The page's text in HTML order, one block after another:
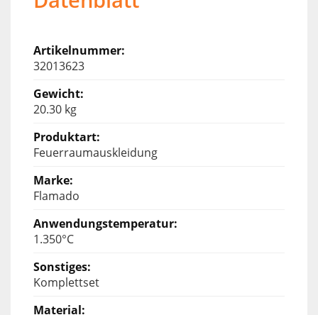
32013623
20.30 kg
Feuerraumauskleidung
Flamado
1.350°C
Komplettset